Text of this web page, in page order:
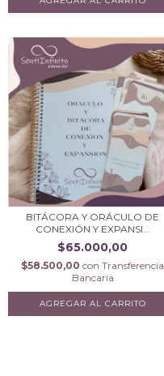
BITÁCORA Y ORÁCULO DE
CONEXIÓN Y EXPANSI...
$65.000,00
$58.500,00 con Transferencia
Bancaria